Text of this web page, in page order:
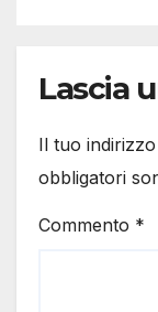
Lascia
Il tuo
obbligatori
Commento *